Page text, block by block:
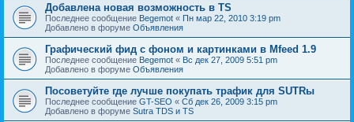
Добавлена новая возможность в TS
Последнее сообщение Begemot « Пн мар 22, 2010 3:19 pm
Добавлено в форуме Объявления
Графический фид с фоном и картинками в Mfeed 1.9
Последнее сообщение Begemot « Вс дек 27, 2009 5:51 pm
Добавлено в форуме Объявления
Посоветуйте где лучше покупать трафик для SUTRы
Последнее сообщение GT-SEO « Сб дек 26, 2009 3:15 pm
Добавлено в форуме Sutra TDS и TS